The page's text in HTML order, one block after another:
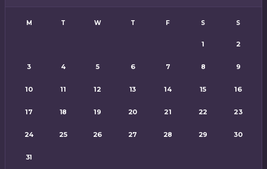
M T W T F S S
1 2
3 4 5 6 7 8 9
10 11 12 13 14 15 16
17 18 19 20 21 22 23
24 25 26 27 28 29 30
31